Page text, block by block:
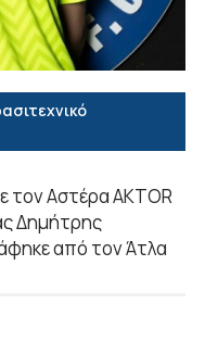
τον Αστέρα AKTOR
Δημήτρης
από τον Άτλα